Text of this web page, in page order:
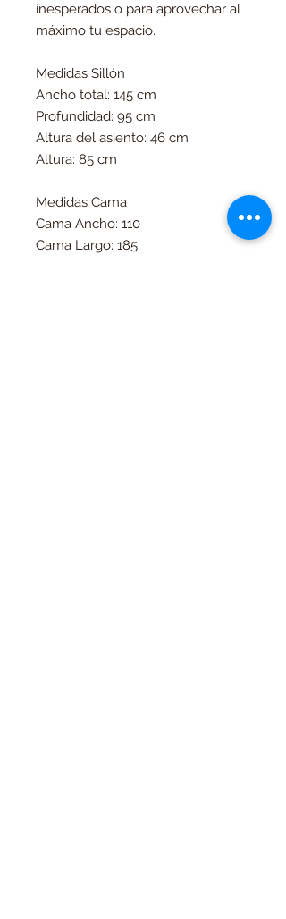
inesperados o para aprovechar al
máximo tu espacio.
Medidas Sillón
Ancho total: 145 cm
Profundidad: 95 cm
Altura del asiento: 46 cm
Altura: 85 cm
Medidas Cama
Cama Ancho: 110
Cama Largo: 185